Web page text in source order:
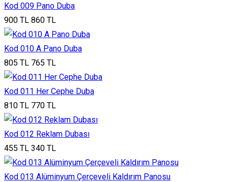
Kod 009 Pano Duba
900 TL 860 TL
Kod 010 A Pano Duba
805 TL 765 TL
Kod 011 Her Cephe Duba
810 TL 770 TL
Kod 012 Reklam Dubası
455 TL 340 TL
Kod 013 Alüminyum Çerçeveli Kaldırım Panosu